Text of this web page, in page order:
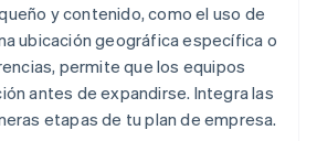
y contenido, como el uso de
ubicación geográfica específica o
permite que los equipos
antes de expandirse. Integra las
etapas de tu plan de empresa.